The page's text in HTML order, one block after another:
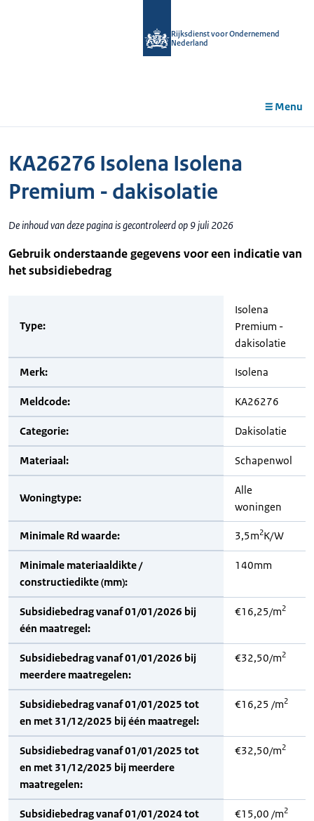
Rijksdienst voor Ondernemend
Nederland
Menu
KA26276 Isolena Isolena
Premium - dakisolatie
De inhoud van deze pagina is gecontroleerd op 9 juli 2026
Gebruik onderstaande gegevens voor een indicatie van
het subsidiebedrag
Type:
Isolena
Premium -
dakisolatie
Merk: Isolena
Meldcode: KA26276
Categorie: Dakisolatie
Materiaal: Schapenwol
Woningtype:
Alle
woningen
Minimale Rd waarde: 3,5m2K/W
Minimale materiaaldikte /
constructiedikte (mm):
140mm
Subsidiebedrag vanaf 01/01/2026 bij
één maatregel:
€16,25/m2
Subsidiebedrag vanaf 01/01/2026 bij
meerdere maatregelen:
€32,50/m2
Subsidiebedrag vanaf 01/01/2025 tot
en met 31/12/2025 bij één maatregel:
€16,25 /m2
Subsidiebedrag vanaf 01/01/2025 tot
en met 31/12/2025 bij meerdere
maatregelen:
€32,50/m2
Subsidiebedrag vanaf 01/01/2024 tot
€15,00 /m2